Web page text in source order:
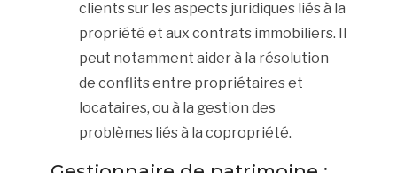
clients sur les aspects juridiques liés à la
propriété et aux contrats immobiliers. Il
peut notamment aider à la résolution
de conflits entre propriétaires et
locataires, ou à la gestion des
problèmes liés à la copropriété.